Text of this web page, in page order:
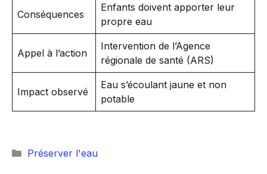
Conséquences
Enfants doivent apporter leur
propre eau
Appel à l’action
Intervention de l’Agence
régionale de santé (ARS)
Impact observé
Eau s’écoulant jaune et non
potable
Catégories
Préserver l'eau